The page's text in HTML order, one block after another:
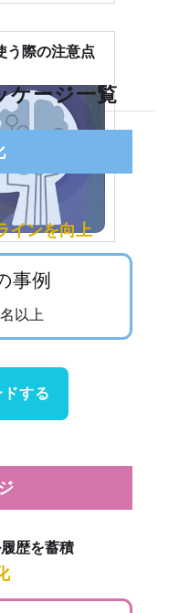
際の注意点
ケージ一覧
インを向上
事例
以上
する
歴を蓄積